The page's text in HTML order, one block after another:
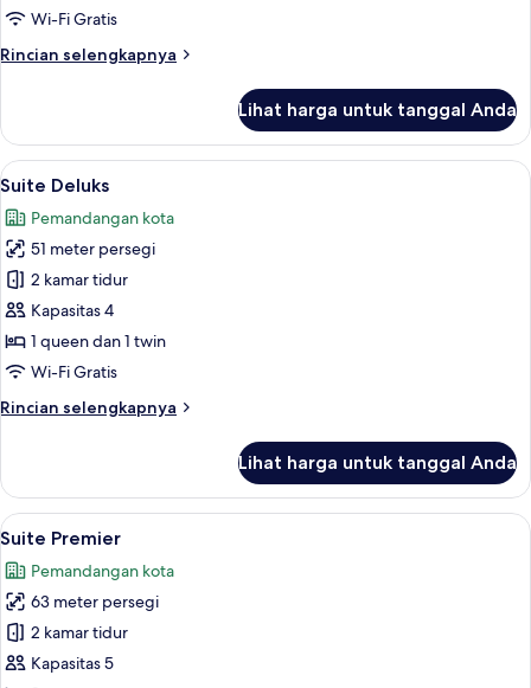
Wi-Fi Gratis
Rincian selengkapnya
Rincian
Studio
Suite
Superior
Lihat harga untuk tanggal Anda
Lihat
semua
foto
untuk
Suite
Deluks
Meja kerja, kedap suara, setrika/
8
Suite Deluks
Pemandangan kota
51 meter persegi
2 kamar tidur
Kapasitas 4
1 queen dan 1 twin
Wi-Fi Gratis
Rincian selengkapnya
Rincian
Suite
Deluks
Lihat harga untuk tanggal Anda
Lihat
semua
foto
untuk
Suite
Premier
Suite Premier | Meja kerja, kedap
15
Suite Premier
Pemandangan kota
63 meter persegi
2 kamar tidur
Kapasitas 5